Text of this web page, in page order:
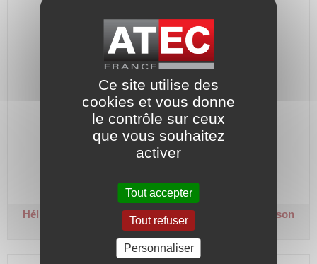
MW 710-09-P-48-24.
Prix : 601,10 €HT
Hélice pâles polyamides Ø 710 mm9 pâles - Inclinaison
48° - Ø alésage 24 mm
Ce site utilise des
cookies et vous donne
le contrôle sur ceux
que vous souhaitez
activer
Tout accepter
Tout refuser
Personnaliser